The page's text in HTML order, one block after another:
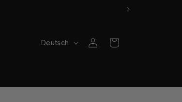
a
Deutsch EinloggenWarenkorb